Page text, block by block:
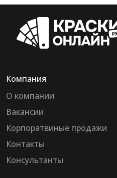
Компания
О компании
Вакансии
Корпоратвиные продажи
Контакты
Консультанты